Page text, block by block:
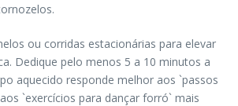
ou corridas estacionárias para elevar
Dedique pelo menos 5 a 10 minutos a
aquecido responde melhor aos `passos
`exercícios para dançar forró` mais